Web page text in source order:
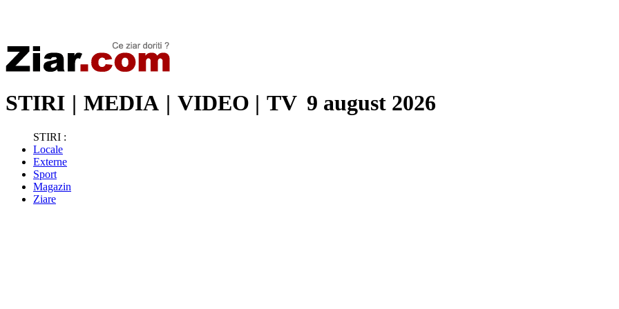
STIRI | MEDIA | VIDEO | TV 9 august 2026
STIRI :
Locale
Externe
Sport
Magazin
Ziare